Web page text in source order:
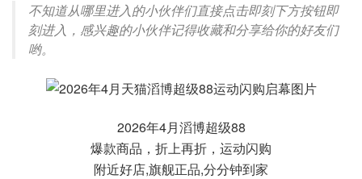
不知道从哪里进入的小伙伴们直接点击即刻下方按钮即
刻进入，感兴趣的小伙伴记得收藏和分享给你的好友们
哟。
2026年4月滔博超级88
爆款商品，折上再折，运动闪购
附近好店,旗舰正品,分分钟到家